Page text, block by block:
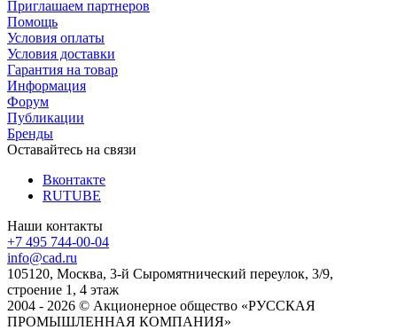
Приглашаем партнеров
Помощь
Условия оплаты
Условия доставки
Гарантия на товар
Информация
Форум
Публикации
Бренды
Оставайтесь на связи
Вконтакте
RUTUBE
Наши контакты
+7 495 744-00-04
info@cad.ru
105120, Москва, 3-й Сыромятнический переулок, 3/9,
строение 1, 4 этаж
2004 - 2026 © Акционерное общество «РУССКАЯ
ПРОМЫШЛЕННАЯ КОМПАНИЯ»